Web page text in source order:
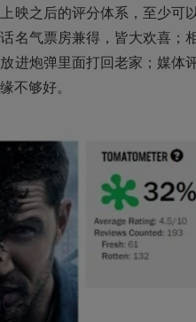
映之后的评分体系，至少可
名气票房兼得，皆大欢喜；
进炮弹里面打回老家；媒体
不够好。